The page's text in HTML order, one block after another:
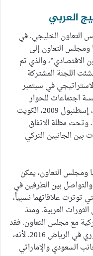
العربي
التعاون الخليجي. في
ومجلس التعاون إلى
الاقتصادي”، والذي تم
وبناءً عليه أنشئت اللجنة المشتركة
في سبتمبر
اجتماعات للحوار
الاستراتيجي الرفيع المستوى (جدة 2008، إسطنبول 2009، الكويت
. وتحت مظلة الاتفاق
الجانبين التركي
ومجلس التعاون، يمكن
بين الطرفين في
وهي الفترة التي توترت علاقاتهما نسبياً،
العربية. ومنذ
مع مجلس التعاون. فقد
كان آخر اجتماع للحوار الاستراتيجي الدوري في الرياض 2016. لأنه،
الجانب السعودي والإماراتي